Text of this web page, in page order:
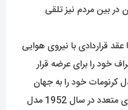
بین مردم نیز تلقی
شرکت توانست در سال 1936 با عقد قراردادی با نیروی هوایی
خود را برای عرضه قرار
بعد در سال 1947 مدل کرنومات خود را به جهان
معرفی کرد. بعد از کسب موفقیت های متعدد در سال 1952 مدل